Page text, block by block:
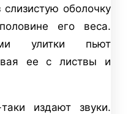
оболочку
его веса.
улитки пьют
ее с листвы и
издают звуки.